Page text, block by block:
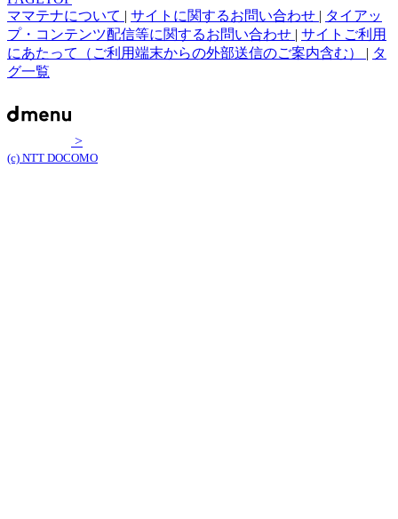
ママテナについて | サイトに関するお問い合わせ | タイアッ
プ・コンテンツ配信等に関するお問い合わせ | サイトご利用
にあたって（ご利用端末からの外部送信のご案内含む） | タ
グ一覧
>
(c) NTT DOCOMO